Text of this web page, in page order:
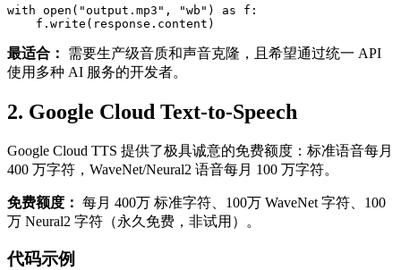
with open("output.mp3", "wb") as f:
最适合：
需要生产级音质和声音克隆，且希望通过统一 API
使用多种 AI 服务的开发者。
2. Google Cloud Text-to-Speech
Google Cloud TTS 提供了极具诚意的免费额度：标准语音每月
400 万字符，WaveNet/Neural2 语音每月 100 万字符。
免费额度： 每月 400万 标准字符、100万 WaveNet 字符、100
万 Neural2 字符（永久免费，非试用）。
代码示例